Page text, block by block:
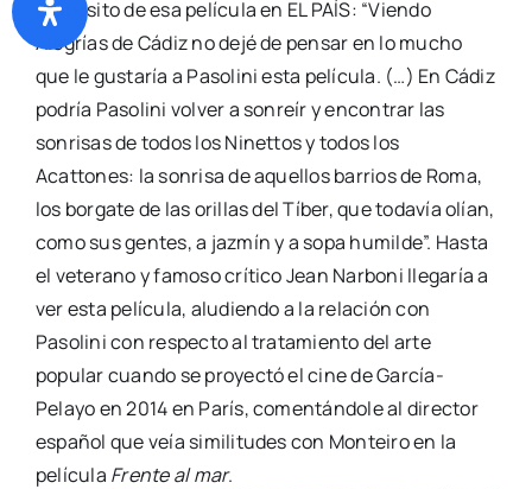
propósito de esa película en EL PAÍS: “Viendo
Alegrías de Cádiz no dejé de pensar en lo mucho
que le gustaría a Pasolini esta película. (…) En Cádiz
podría Pasolini volver a sonreír y encontrar las
sonrisas de todos los Ninettos y todos los
Acattones: la sonrisa de aquellos barrios de Roma,
los borgate de las orillas del Tíber, que todavía olían,
como sus gentes, a jazmín y a sopa humilde”. Hasta
el veterano y famoso crítico Jean Narboni llegaría a
ver esta película, aludiendo a la relación con
Pasolini con respecto al tratamiento del arte
popular cuando se proyectó el cine de García-
Pelayo en 2014 en París, comentándole al director
español que veía similitudes con Monteiro en la
película Frente al mar.